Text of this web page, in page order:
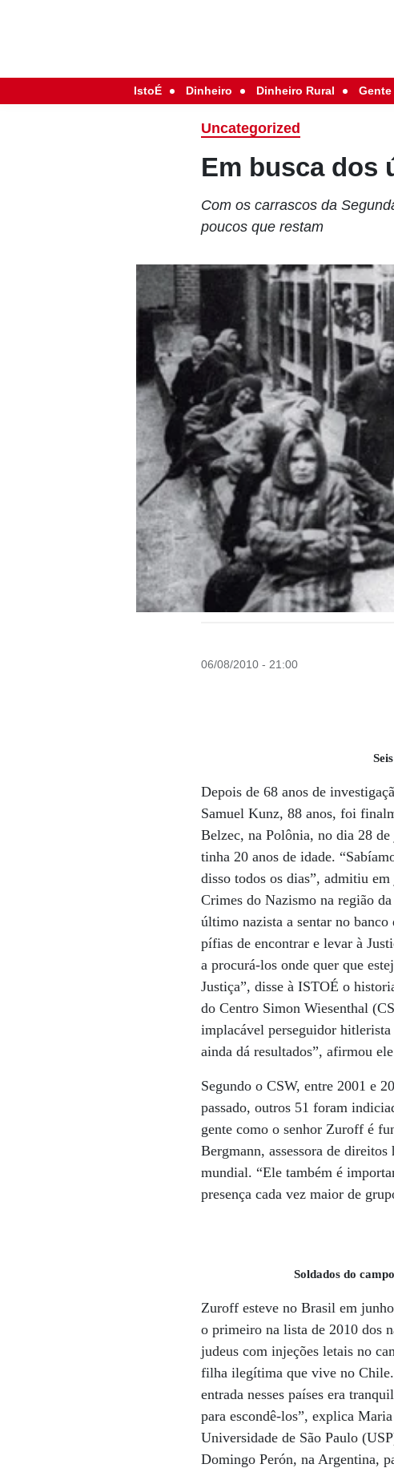
IstoÉ Dinheiro Dinheiro Rural Gente
Uncategorized
Em busca dos
Com os carrascos da
poucos que restam
06/08/2010 - 21:00
Depois de 68 anos de
Samuel Kunz, 88 anos, foi
Belzec, na Polônia, no dia 28
tinha 20 anos de idade.
disso todos os dias”, admitiu
Crimes do Nazismo na região
último nazista a sentar no
pífias de encontrar e levar à
a procurá-los onde quer que
Justiça”, disse à ISTOÉ o
do Centro Simon Wiesenthal
implacável perseguidor hitlerista
ainda dá resultados”, afirmou
Segundo o CSW, entre 2001 e
passado, outros 51 foram
gente como o senhor Zuroff é
Bergmann, assessora de
mundial. “Ele também é
presença cada vez maior de
Soldados do
Zuroff esteve no Brasil em
o primeiro na lista de 2010 dos
judeus com injeções letais no
filha ilegítima que vive no
entrada nesses países era
para escondê-los”, explica
Universidade de São Paulo
Domingo Perón, na Argentina,